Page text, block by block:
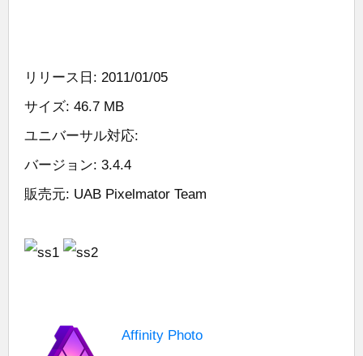
リリース日: 2011/01/05
サイズ: 46.7 MB
ユニバーサル対応:
バージョン: 3.4.4
販売元: UAB Pixelmator Team
Affinity Photo